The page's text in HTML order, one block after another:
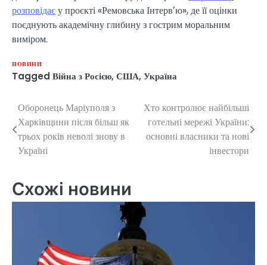
розповідаєу проєкті «Ремовська Інтервʼю», де її оцінки
поєднують академічну глибину з гострим моральним
виміром.
НОВИНИ
Tagged Війна з Росією, США, Україна
Навігація
записів
Оборонець Маріуполя з
Харківщини після більш як
трьох років неволі знову в
Україні
Хто контролює найбільші
готельні мережі України:
основні власники та нові
інвестори
Схожі новини